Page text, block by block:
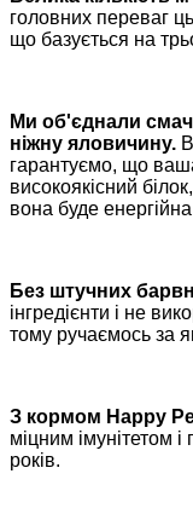
головних переваг
що базується на
Ми об'єднали
ніжну яловичину.
гарантуємо, що
високоякісний
вона буде
Без штучних
інгредієнти і не
тому ручаємось за
З кормом Happy
міцним імунітетом
років.